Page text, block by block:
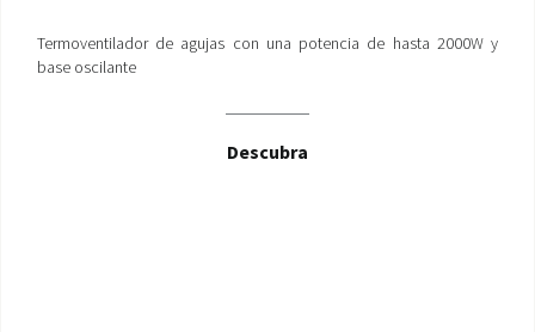
Termoventilador de agujas con una potencia de hasta 2000W y
base oscilante
Descubra